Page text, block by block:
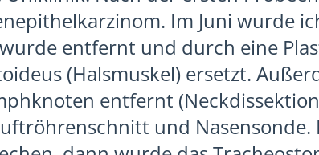
Im Juni wurde
entfernt und durch eine
(Halsmuskel) ersetzt.
entfernt
und Nasensonde.